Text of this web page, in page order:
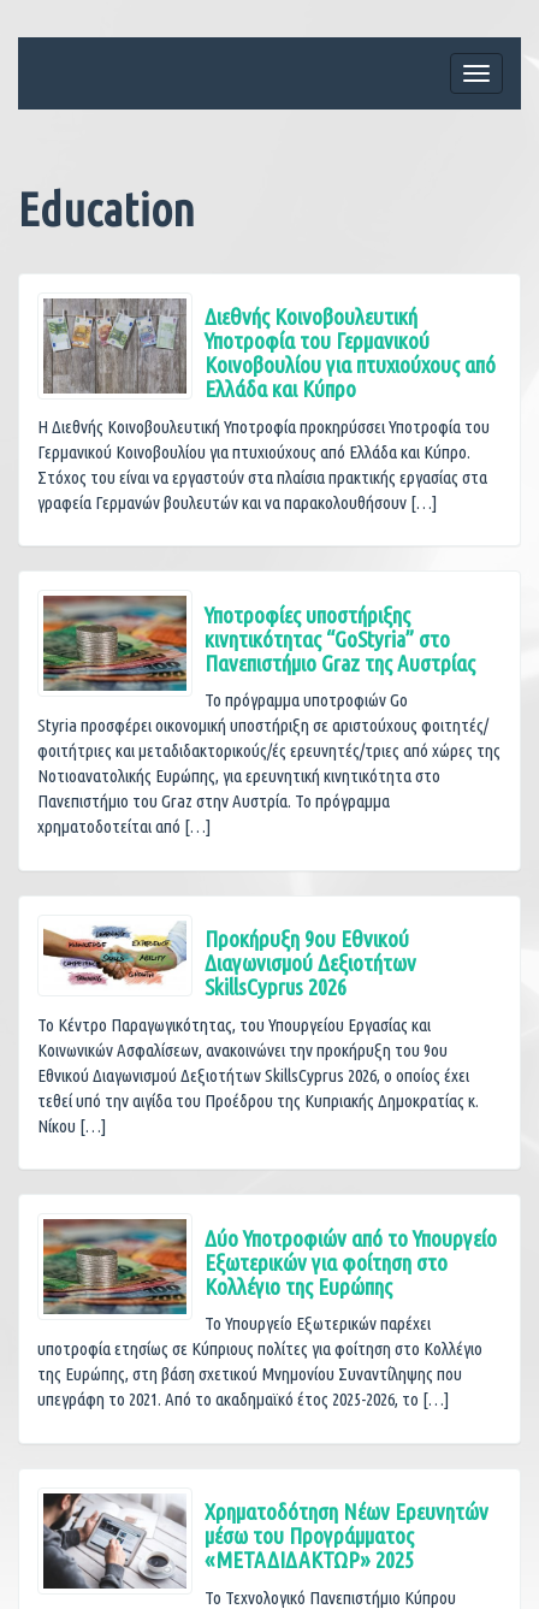
Toggle
Education
Διεθνής Κοινοβουλευτική
Υποτροφία του Γερμανικού
Κοινοβουλίου για πτυχιούχους από
Ελλάδα και Κύπρο
Η Διεθνής Κοινοβουλευτική Υποτροφία προκηρύσσει Υποτροφία του
Γερμανικού Κοινοβουλίου για πτυχιούχους από Ελλάδα και Κύπρο.
Στόχος του είναι να εργαστούν στα πλαίσια πρακτικής εργασίας στα
γραφεία Γερμανών βουλευτών και να παρακολουθήσουν […]
Υποτροφίες υποστήριξης
κινητικότητας “GoStyria” στο
Πανεπιστήμιο Graz της Αυστρίας
Το πρόγραμμα υποτροφιών Go
Styria προσφέρει οικονομική υποστήριξη σε αριστούχους φοιτητές/
φοιτήτριες και μεταδιδακτορικούς/ές ερευνητές/τριες από χώρες της
Νοτιοανατολικής Ευρώπης, για ερευνητική κινητικότητα στο
Πανεπιστήμιο του Graz στην Αυστρία. Το πρόγραμμα
χρηματοδοτείται από […]
Προκήρυξη 9ου Εθνικού
Διαγωνισμού Δεξιοτήτων
SkillsCyprus 2026
Το Κέντρο Παραγωγικότητας, του Υπουργείου Εργασίας και
Κοινωνικών Ασφαλίσεων, ανακοινώνει την προκήρυξη του 9ου
Εθνικού Διαγωνισμού Δεξιοτήτων SkillsCyprus 2026, ο οποίος έχει
τεθεί υπό την αιγίδα του Προέδρου της Κυπριακής Δημοκρατίας κ.
Νίκου […]
Δύο Υποτροφιών από το Υπουργείο
Εξωτερικών για φοίτηση στο
Κολλέγιο της Ευρώπης
Το Υπουργείο Εξωτερικών παρέχει
υποτροφία ετησίως σε Κύπριους πολίτες για φοίτηση στο Κολλέγιο
της Ευρώπης, στη βάση σχετικού Μνημονίου Συναντίληψης που
υπεγράφη το 2021. Από το ακαδημαϊκό έτος 2025-2026, το […]
Χρηματοδότηση Νέων Ερευνητών
μέσω του Προγράμματος
«ΜΕΤΑΔΙΔΑΚΤΩΡ» 2025
Το Τεχνολογικό Πανεπιστήμιο Κύπρου